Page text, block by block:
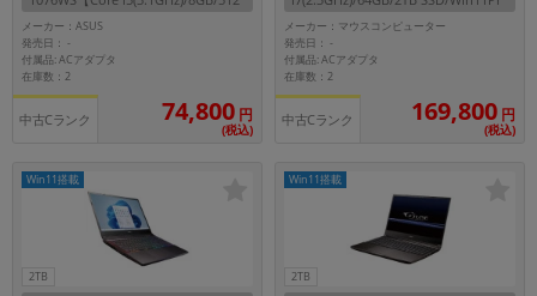
GB SSD/Win11Home】
メーカー：ASUS
発売日：-
付属品: ACアダプタ
在庫数：2
中古Cランク 74,800 円
(税込)
o】
メーカー：マウスコンピューター
発売日：-
付属品: ACアダプタ
在庫数：2
中古Cランク 169,800 円
(税込)
2TB
Win11搭載
2TB
Win11搭載